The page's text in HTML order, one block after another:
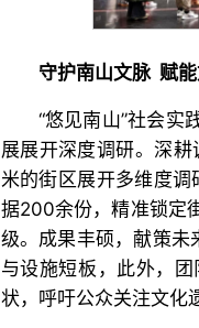
守护南山文脉 赋
“悠见南山”社会实
展展开深度调研。深
米的街区展开多维度
据200余份，精准锁定
级。成果丰硕，献策未
与设施短板，此外，
状，呼吁公众关注文化